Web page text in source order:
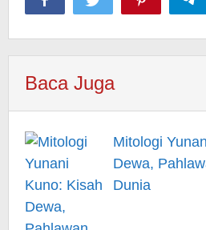
Baca Juga
Mitologi
Dewa,
Dunia